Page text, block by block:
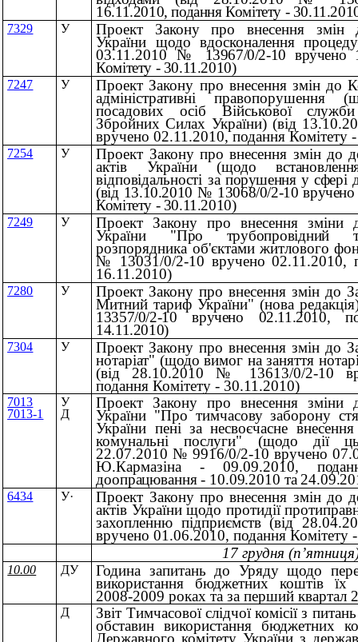
16.11.2010, подання Комітету -
7329 У Проект Закону про внесення змін
України щодо вдосконалення
03.11.2010№ 13967/0/2-10 вручено
Комітету - 30.11.2010)
7247 У Проект Закону про внесення змін до
адміністративні правопорушення
посадових осіб Військової
Збройних Силах України) (вiд
вручено 02.11.2010, подання Комітету
7254 У Проект Закону про внесення змін до
актів України(щодо
відповідальності за порушення у сфері
(вiд 13.10.2010 № 13068/0/2-10 вручено
Комітету - 30.11.2010)
7249 У Проект Закону про внесення зміни
України "Про трубопровідний
розпорядника об'єктами житлового
№ 13031/0/2-10 вручено 02.11.2010,
16.11.2010)
7280 У Проект Закону про внесення змін до
Митний тариф України" (нова
13357/0/2-10 вручено 02.11.2010,
14.11.2010)
7304 У Проект Закону про внесення змін до
нотаріат" (щодо вимог на заняття
(вiд 28.10.2010 № 13613/0/2-10
подання Комітету - 30.11.2010)
7013
7013-1
У
Д
Проект Закону про внесення зміни
України "Про тимчасову заборону
України пені за несвоєчасне
комунальні послуги" (щодо дії
22.07.2010 № 9916/0/2-10 вручено
Ю.Кармазіна - 09.09.2010,
доопрацювання - 10.09.2010 та
6434 У· Проект Закону про внесення змін до
актів України щодо протидії
захопленню підприємств (вiд
вручено 01.06.2010, подання Комітету
17 грудня
10.00 ДУ Година запитань до Уряду щодо
використання бюджетних коштів їх
2008-2009 роках та за перший квартал
Д Звіт Тимчасової слідчої комісії з
обставин використання бюджетних
Державного комітету України з